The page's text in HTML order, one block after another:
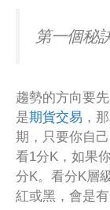
第一個秘
趨勢的方向要
是期貨交易 ，
期，只要你自
看1分K，如果
分K。看分K層
紅或黑，會是